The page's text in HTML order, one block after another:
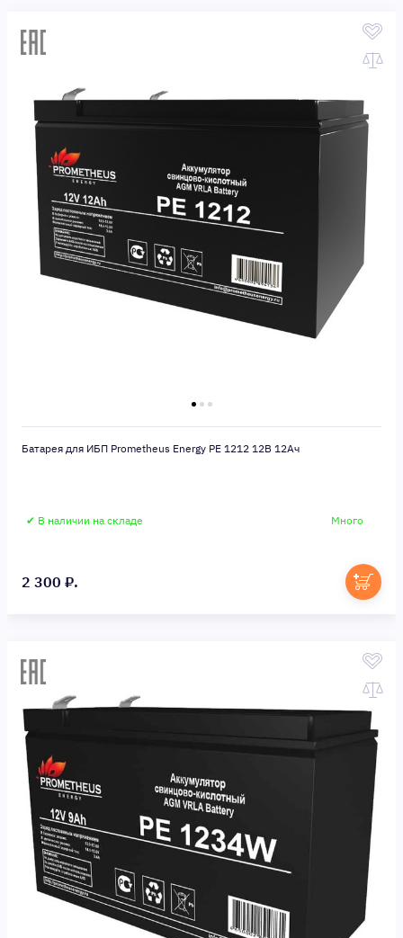
Батарея для ИБП Prometheus Energy PE 1212 12В 12Ач
✔ В наличии на складе Много
2 300 ₽.